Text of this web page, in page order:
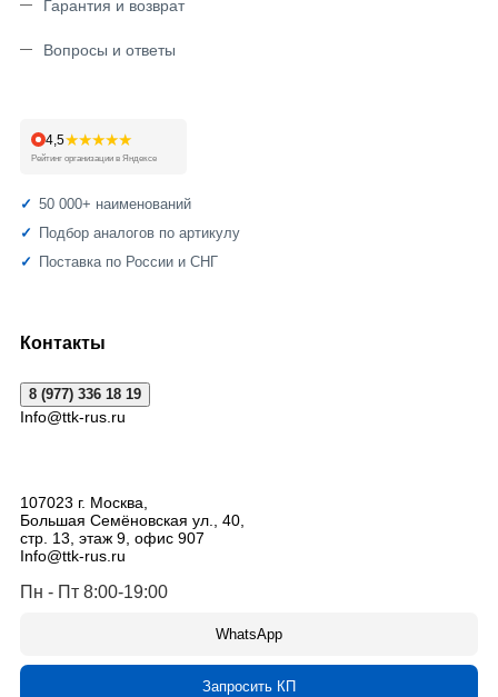
Гарантия и возврат
Вопросы и ответы
4,5★★★★★
Рейтинг организации в Яндексе
50 000+ наименований
Подбор аналогов по артикулу
Поставка по России и СНГ
Контакты
8 (977) 336 18 19
Info@ttk-rus.ru
107023 г. Москва,
Большая Семёновская ул., 40,
стр. 13, этаж 9, офис 907
Info@ttk-rus.ru
Пн - Пт 8:00-19:00
WhatsApp
Запросить КП